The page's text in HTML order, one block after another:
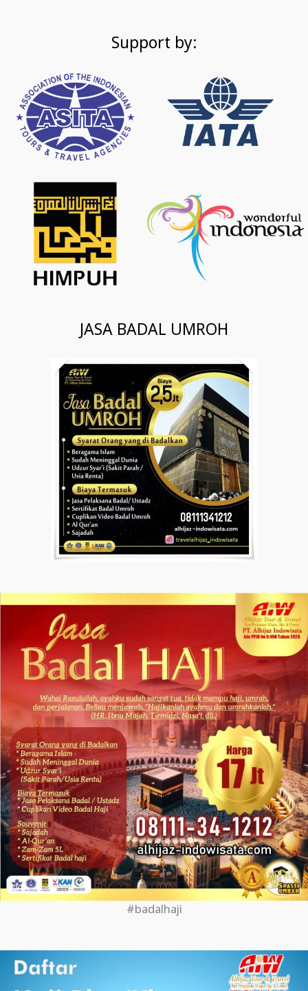
Support by:
JASA BADAL UMROH
#badalhaji